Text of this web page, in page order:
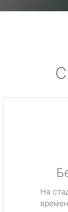
На